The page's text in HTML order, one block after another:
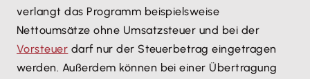
verlangt das Programm beispielsweise
Nettoumsätze ohne Umsatzsteuer und bei der
Vorsteuer darf nur der Steuerbetrag eingetragen
werden. Außerdem können bei einer Übertragung